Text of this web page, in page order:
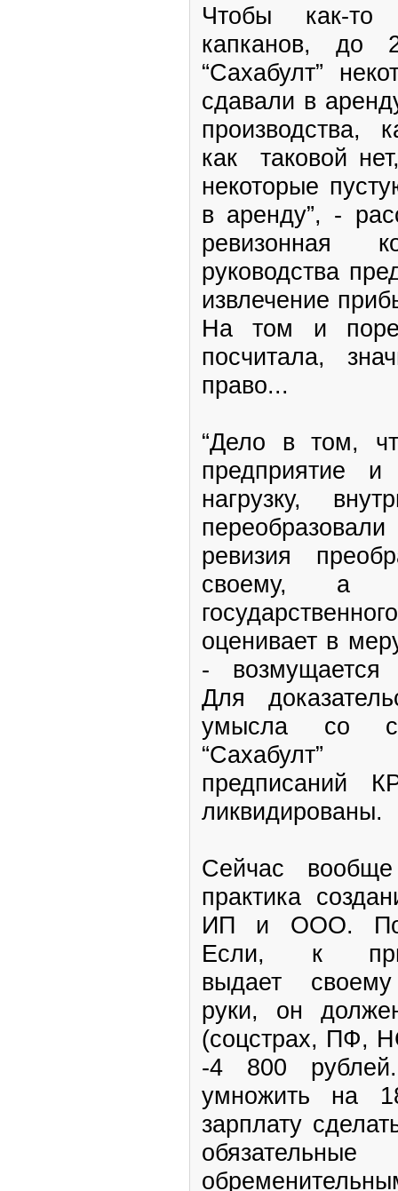
Чтобы как-
капканов, до
“Сахабулт”
сдавали в
как таковой
некоторые
в аренду”, -
ревизонная
руководства
извлечение
На том и
посчитала,
право...
“Дело в том,
предприятие и
нагрузку,
ревизия
своему, а
оценивает в
- возмущается
Для
умысла со
ликвидированы.
Сейчас
практика
ИП и ООО.
Если, к
выдает своему
руки, он
(соцстрах, ПФ,
-4 800
умножить на
зарплату